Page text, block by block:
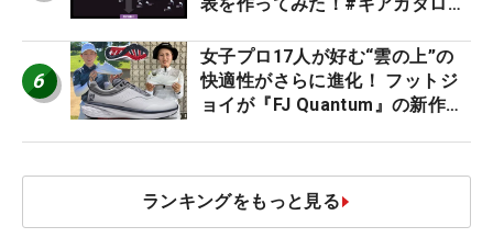
6
女子プロ17人が好む“雲の上”の
快適性がさらに進化！ フットジ
ョイが『FJ Quantum』の新作を
ランキングをもっと見る